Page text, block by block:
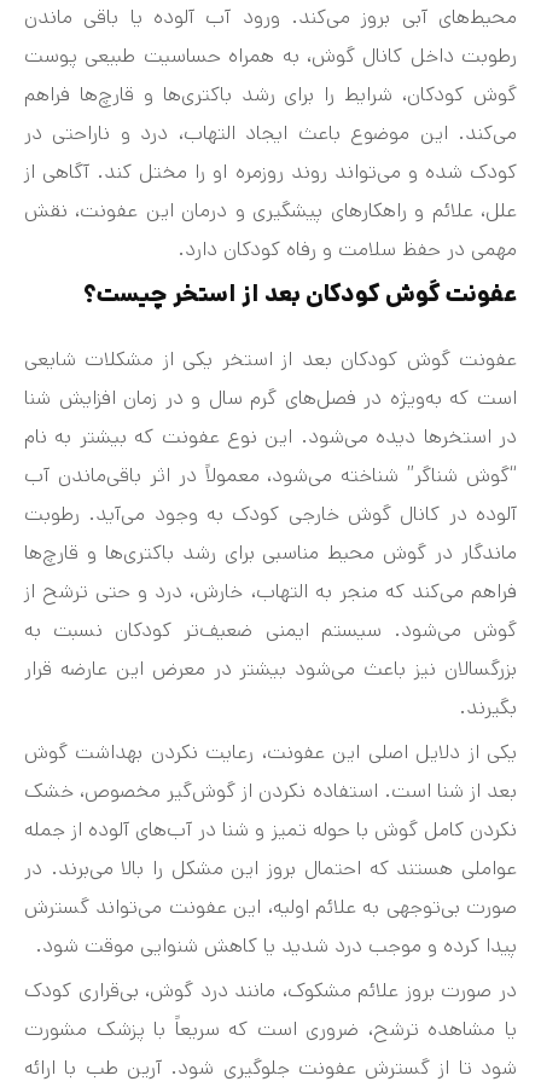
محیط‌های آبی بروز می‌کند. ورود آب آلوده یا باقی ماندن
رطوبت داخل کانال گوش، به همراه حساسیت طبیعی پوست
گوش کودکان، شرایط را برای رشد باکتری‌ها و قارچ‌ها فراهم
می‌کند. این موضوع باعث ایجاد التهاب، درد و ناراحتی در
کودک شده و می‌تواند روند روزمره او را مختل کند. آگاهی از
علل، علائم و راهکارهای پیشگیری و درمان این عفونت، نقش
مهمی در حفظ سلامت و رفاه کودکان دارد.
عفونت گوش کودکان بعد از استخر چیست؟
عفونت گوش کودکان بعد از استخر یکی از مشکلات شایعی
است که به‌ویژه در فصل‌های گرم سال و در زمان افزایش شنا
در استخرها دیده می‌شود. این نوع عفونت که بیشتر به نام
“گوش شناگر” شناخته می‌شود، معمولاً در اثر باقی‌ماندن آب
آلوده در کانال گوش خارجی کودک به وجود می‌آید. رطوبت
ماندگار در گوش محیط مناسبی برای رشد باکتری‌ها و قارچ‌ها
فراهم می‌کند که منجر به التهاب، خارش، درد و حتی ترشح از
گوش می‌شود. سیستم ایمنی ضعیف‌تر کودکان نسبت به
بزرگسالان نیز باعث می‌شود بیشتر در معرض این عارضه قرار
بگیرند.
یکی از دلایل اصلی این عفونت، رعایت نکردن بهداشت گوش
بعد از شنا است. استفاده نکردن از گوش‌گیر مخصوص، خشک
نکردن کامل گوش با حوله تمیز و شنا در آب‌های آلوده از جمله
عواملی هستند که احتمال بروز این مشکل را بالا می‌برند. در
صورت بی‌توجهی به علائم اولیه، این عفونت می‌تواند گسترش
پیدا کرده و موجب درد شدید یا کاهش شنوایی موقت شود.
در صورت بروز علائم مشکوک، مانند درد گوش، بی‌قراری کودک
یا مشاهده ترشح، ضروری است که سریعاً با پزشک مشورت
شود تا از گسترش عفونت جلوگیری شود. آرین طب با ارائه